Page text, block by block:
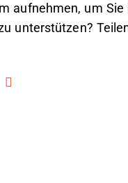
aufnehmen, um Sie
unterstützen?